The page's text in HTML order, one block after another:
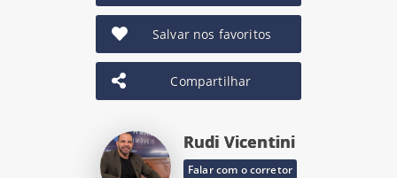
Salvar nos favoritos
Compartilhar
Rudi Vicentini
Falar com o corretor